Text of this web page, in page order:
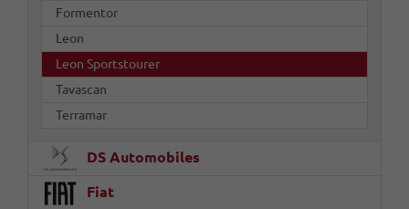
Formentor
Leon
Leon Sportstourer
Tavascan
Terramar
DS Automobiles
Fiat